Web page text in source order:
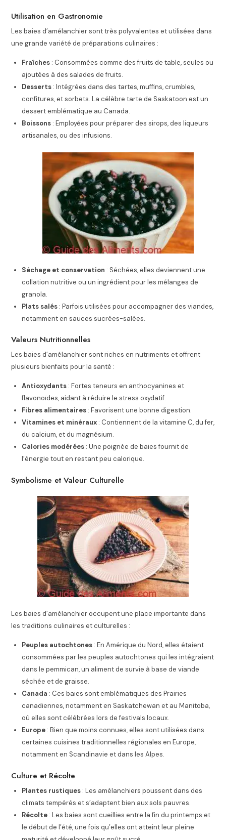
Utilisation en Gastronomie
Les baies d’amélanchier sont très polyvalentes et utilisées dans
une grande variété de préparations culinaires :
Fraîches : Consommées comme des fruits de table, seules ou
ajoutées à des salades de fruits.
Desserts : Intégrées dans des tartes, muffins, crumbles,
confitures, et sorbets. La célèbre tarte de Saskatoon est un
dessert emblématique au Canada.
Boissons : Employées pour préparer des sirops, des liqueurs
artisanales, ou des infusions.
Séchage et conservation : Séchées, elles deviennent une
collation nutritive ou un ingrédient pour les mélanges de
granola.
Plats salés : Parfois utilisées pour accompagner des viandes,
notamment en sauces sucrées-salées.
Valeurs Nutritionnelles
Les baies d’amélanchier sont riches en nutriments et offrent
plusieurs bienfaits pour la santé :
Antioxydants : Fortes teneurs en anthocyanines et
flavonoïdes, aidant à réduire le stress oxydatif.
Fibres alimentaires : Favorisent une bonne digestion.
Vitamines et minéraux : Contiennent de la vitamine C, du fer,
du calcium, et du magnésium.
Calories modérées : Une poignée de baies fournit de
l’énergie tout en restant peu calorique.
Symbolisme et Valeur Culturelle
Les baies d’amélanchier occupent une place importante dans
les traditions culinaires et culturelles :
Peuples autochtones : En Amérique du Nord, elles étaient
consommées par les peuples autochtones qui les intégraient
dans le pemmican, un aliment de survie à base de viande
séchée et de graisse.
Canada : Ces baies sont emblématiques des Prairies
canadiennes, notamment en Saskatchewan et au Manitoba,
où elles sont célébrées lors de festivals locaux.
Europe : Bien que moins connues, elles sont utilisées dans
certaines cuisines traditionnelles régionales en Europe,
notamment en Scandinavie et dans les Alpes.
Culture et Récolte
Plantes rustiques : Les amélanchiers poussent dans des
climats tempérés et s’adaptent bien aux sols pauvres.
Récolte : Les baies sont cueillies entre la fin du printemps et
le début de l’été, une fois qu’elles ont atteint leur pleine